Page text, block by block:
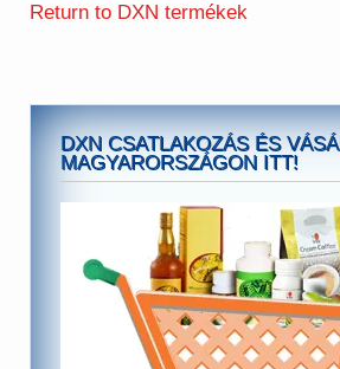
Return to DXN termékek
DXN CSATLAKOZÁS ÉS
MAGYARORSZÁGON ITT!